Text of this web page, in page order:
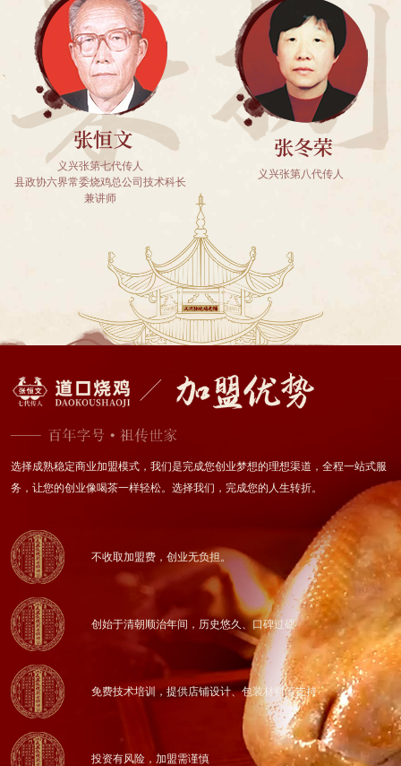
义兴张第七代传人
县政协六界常委烧鸡总公司技术科长
兼讲师
义兴张第八代传人
选择成熟稳定商业加盟模式，我们是完成您创业梦想的理想渠道，全程一站式服
务，让您的创业像喝茶一样轻松。选择我们，完成您的人生转折。
不收取加盟费，创业无负担。
创始于清朝顺治年间，历史悠久、口碑过硬
免费技术培训，提供店铺设计、包装材料等支持
投资有风险，加盟需谨慎